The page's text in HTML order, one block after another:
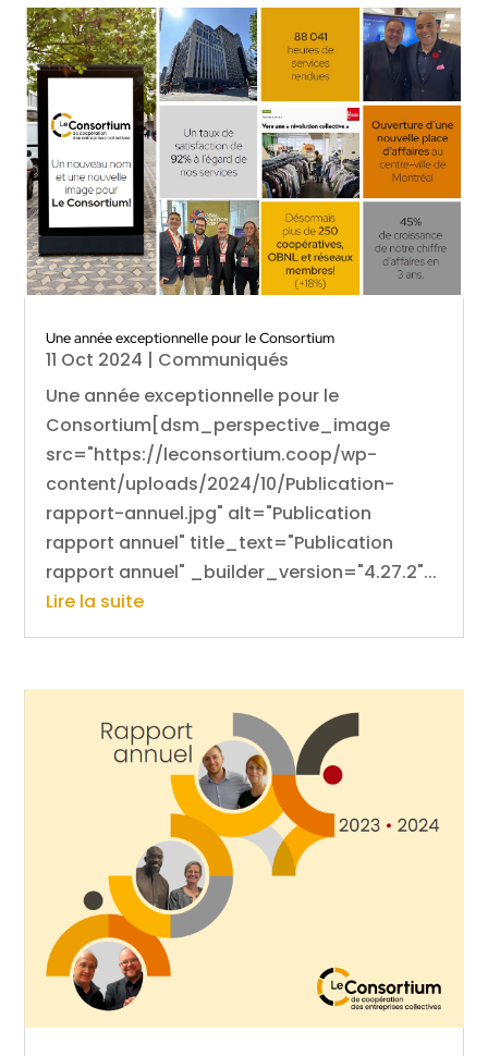
Une année exceptionnelle pour le Consortium
11 Oct 2024 | Communiqués
Une année exceptionnelle pour le
Consortium[dsm_perspective_image
src="https://leconsortium.coop/wp-
content/uploads/2024/10/Publication-
rapport-annuel.jpg" alt="Publication
rapport annuel" title_text="Publication
rapport annuel" _builder_version="4.27.2"...
Lire la suite